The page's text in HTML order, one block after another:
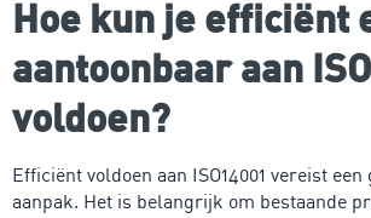
Hoe kun je efficiënt
aantoonbaar aan
voldoen?
Efficiënt voldoen aan ISO14001 vereist
aanpak. Het is belangrijk om bestaande